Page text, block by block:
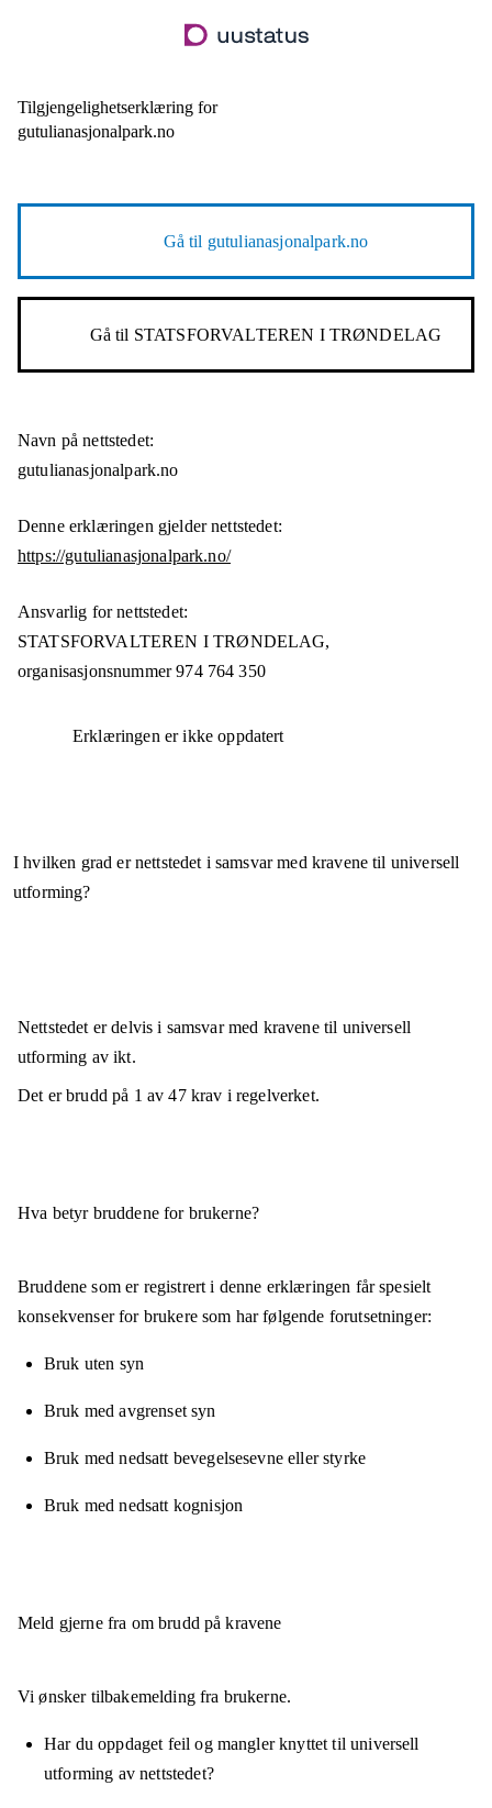
til
Tilgjengelighetserklæring for
gutulianasjonalpark.no
Gå til gutulianasjonalpark.no
Gå til STATSFORVALTEREN I TRØNDELAG
Navn på nettstedet:
gutulianasjonalpark.no
Denne erklæringen gjelder nettstedet:
https://gutulianasjonalpark.no/
Ansvarlig for nettstedet:
STATSFORVALTEREN I TRØNDELAG,
organisasjonsnummer 974 764 350
Erklæringen er ikke oppdatert
I hvilken grad er nettstedet i samsvar med kravene til universell
utforming?
Nettstedet erdelvis i samsvarmed kravene til universell
utforming av ikt.
Det er brudd på 1 av47krav i regelverket.
Hva betyr bruddene for brukerne?
Bruddene som er registrert i denne erklæringen får spesielt
konsekvenser for brukere som har følgende forutsetninger:
Bruk uten syn
Bruk med avgrenset syn
Bruk med nedsatt bevegelsesevne eller styrke
Bruk med nedsatt kognisjon
Meld gjerne fra om brudd på kravene
Vi ønsker tilbakemelding fra brukerne.
Har du oppdaget feil og mangler knyttet til universell
utforming av nettstedet?